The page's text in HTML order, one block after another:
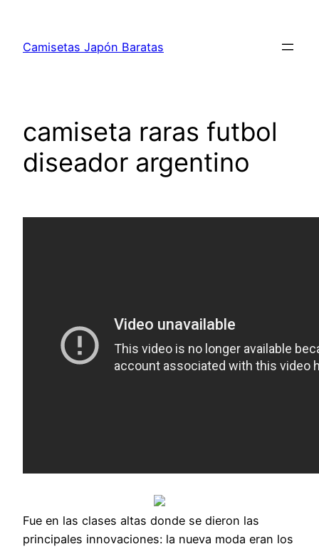
contenido
Camisetas Japón Baratas
camiseta raras futbol
diseador argentino
Fue en las clases altas donde se dieron las
principales innovaciones: la nueva moda eran los